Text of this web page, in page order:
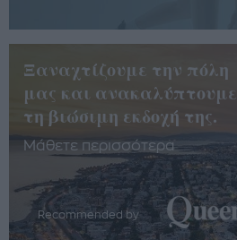
Ξαναχτίζουμε την πόλη
μας και ανακαλύπτουμε
τη βιώσιμη εκδοχή της.
Μάθετε περισσότερα
Recommended by